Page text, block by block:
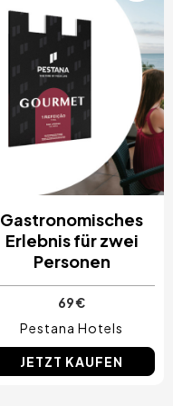
Gastronomisches
Erlebnis für zwei
Personen
69 €
Pestana Hotels
JETZT KAUFEN